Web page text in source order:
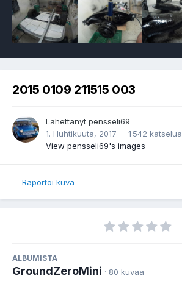
2015 0109 211515 003
Lähettänyt pensseli69
1. Huhtikuuta, 2017
1 542 katselua
View pensseli69's images
Raportoi kuva
ALBUMISTA
GroundZeroMini · 80 kuvaa